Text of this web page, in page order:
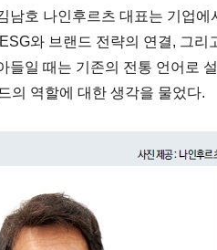
남호 나인후르츠 대표는 기업
와 브랜드 전략의 연결, 그리
들일 때는 기존의 전통 언어로
의 역할에 대한 생각을 물었다.